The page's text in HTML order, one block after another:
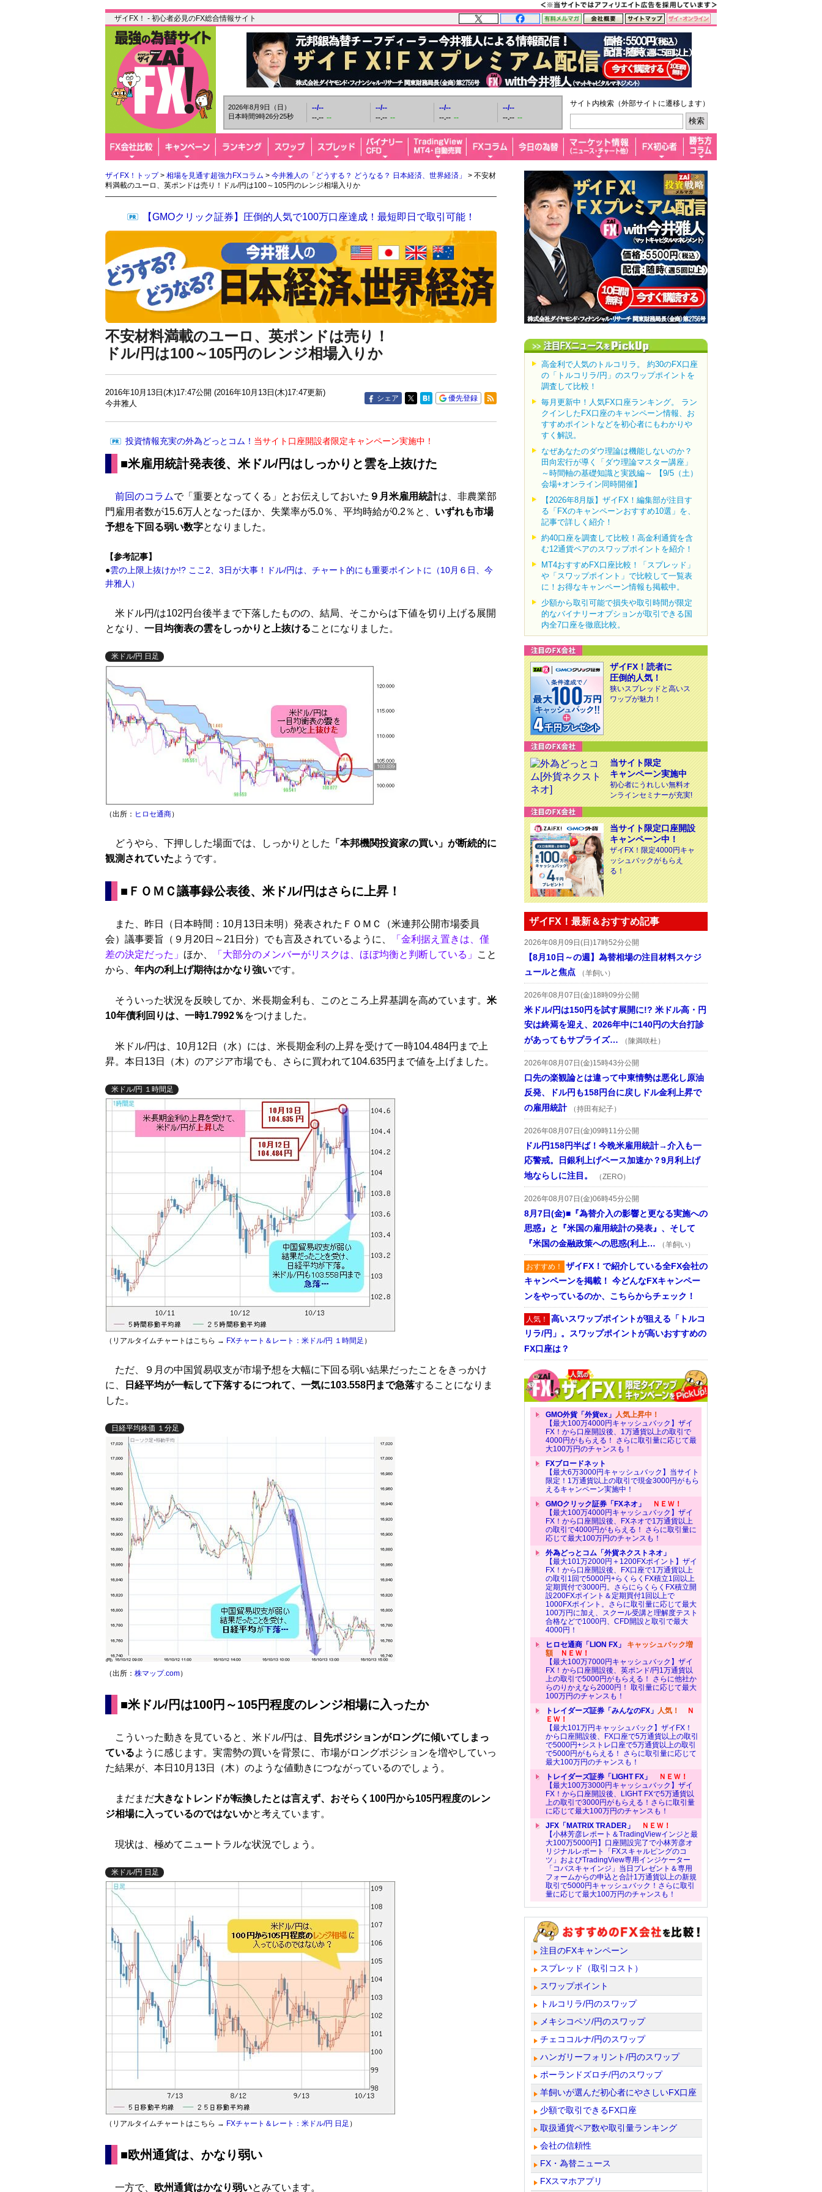
ザイFX！ - 初心者必見のFX総合情報サイト
2026年8月9日（日）
日本時間9時26分27秒
--/--
--.-- --
--/--
--.-- --
--/--
--.-- --
--/--
--.-- --
サイト内検索（外部サイトに遷移します）
ザイFX！トップ> 相場を見通す超強力FXコラム > 今井雅人の「どうする？ どうなる？ 日本経済、世界経済」
> 不安材
料満載のユーロ、英ポンドは売り！ドル/円は100～105円のレンジ相場入りか
【GMOクリック証券】圧倒的人気で100万口座達成！最短即日で取引可能！
不安材料満載のユーロ、英ポンドは売り！
ドル/円は100～105円のレンジ相場入りか
2016年10月13日(木)17:47公開 (2016年10月13日(木)17:47更新)
今井雅人
シェア 優先登録
投資情報充実の外為どっとコム！ 当サイト口座開設者限定キャンペーン実施中！
■米雇用統計発表後、米ドル/円はしっかりと雲を上抜けた
前回のコラムで「重要となってくる」とお伝えしておいた ９月米雇用統計は、非農業部
門雇用者数が15.6万人となったほか、失業率が5.0％、平均時給が0.2％と、 いずれも市場
予想を下回る弱い数字となりました。
【参考記事】
●雲の上限上抜けか!? ここ2、3日が大事！ドル/円は、チャート的にも重要ポイントに（10月６日、今
井雅人）
米ドル円/は102円台後半まで下落したものの、結局、そこからは下値を切り上げる展開
となり、 一目均衡表の雲をしっかりと上抜けることになりました。
米ドル/円 日足
（出所： ヒロセ通商）
どうやら、下押しした場面では、しっかりとした
「本邦機関投資家の買い」が断続的に
観測されていたようです。
■ＦＯＭＣ議事録公表後、米ドル/円はさらに上昇！
また、昨日（日本時間：10月13日未明）発表されたＦＯＭＣ（米連邦公開市場委員
会）議事要旨（９月20日～21日分）でも言及されているように、
「金利据え置きは、僅
差の決定だった」 ほか、 「大部分のメンバーがリスクは、ほぼ均衡と判断している」
こと
から、 年内の利上げ期待はかなり強いです。
そういった状況を反映してか、米長期金利も、このところ上昇基調を高めています。 米
10年債利回りは、一時1.7992％ をつけました。
米ドル/円は、10月12日（水）には、米長期金利の上昇を受けて一時104.484円まで上
昇。本日13日（木）のアジア市場でも、さらに買われて104.635円まで値を上げました。
米ドル/円 １時間足
（リアルタイムチャートはこちら → FXチャート＆レート：米ドル/円 １時間足 ）
ただ、９月の中国貿易収支が市場予想を大幅に下回る弱い結果だったことをきっかけ
に、
日経平均が一転して下落するにつれて、一気に103.558円まで急落することになりま
した。
日経平均株価 １分足
（出所： 株マップ.com）
■米ドル/円は100円～105円程度のレンジ相場に入ったか
こういった動きを見ていると、米ドル/円は、
目先ポジションがロングに傾いてしまっ
ているように感じます。実需勢の買いを背景に、市場がロングポジションを増やしていっ
た結果が、本日10月13日（木）のような値動きにつながっているのでしょう。
まだまだ大きなトレンドが転換したとは言えず、おそらく100円から105円程度のレン
ジ相場に入っているのではないかと考えています。
現状は、極めてニュートラルな状況でしょう。
米ドル/円 日足
（リアルタイムチャートはこちら → FXチャート＆レート：米ドル/円 日足 ）
■欧州通貨は、かなり弱い
一方で、 欧州通貨はかなり弱いとみています。
高金利で人気のトルコリラ。 約30のFX口座
の「トルコリラ/円」のスワップポイントを
調査して比較！
毎月更新中！人気FX口座ランキング。 ラン
クインしたFX口座のキャンペーン情報、お
すすめポイントなどを初心者にもわかりや
すく解説。
なぜあなたのダウ理論は機能しないのか？
田向宏行が導く「ダウ理論マスター講座」
～時間軸の基礎知識と実践編～ 【9/5（土）
会場+オンライン同時開催】
【2026年8月版】ザイFX！編集部が注目す
る「FXのキャンペーンおすすめ10選」を、
記事で詳しく紹介！
約40口座を調査して比較！高金利通貨を含
む12通貨ペアのスワップポイントを紹介！
MT4おすすめFX口座比較！「スプレッド」
や「スワップポイント」で比較して一覧表
に！お得なキャンペーン情報も掲載中。
少額から取引可能で損失や取引時間が限定
的なバイナリーオプションが取引できる国
内全7口座を徹底比較。
ザイFX！読者に
圧倒的人気！
狭いスプレッドと高いス
ワップが魅力！
当サイト限定
キャンペーン実施中
初心者にうれしい無料オ
ンラインセミナーが充実!
当サイト限定口座開設
キャンペーン中！
ザイFX！限定4000円キャ
ッシュバックがもらえ
る！
ザイFX！最新＆おすすめ記事
2026年08月09日(日)17時52分公開
【8月10日～の週】為替相場の注目材料スケジ
ュールと焦点 （羊飼い）
2026年08月07日(金)18時09分公開
米ドル/円は150円を試す展開に!? 米ドル高・円
安は終焉を迎え、2026年中に140円の大台打診
があってもサプライズ…
（陳満咲杜）
2026年08月07日(金)15時43分公開
口先の楽観論とは違って中東情勢は悪化し原油
反発、ドル円も158円台に戻しドル金利上昇で
の雇用統計
（持田有紀子）
2026年08月07日(金)09時11分公開
ドル円158円半ば！今晩米雇用統計→介入も一
応警戒。日銀利上げペース加速か？9月利上げ
地ならしに注目。
（ZERO）
2026年08月07日(金)06時45分公開
8月7日(金)■『為替介入の影響と更なる実施への
思惑』と『米国の雇用統計の発表』、そして
『米国の金融政策への思惑(利上…
（羊飼い）
おすすめ！ ザイFX！で紹介している全FX会社の
キャンペーンを掲載！ 今どんなFXキャンペー
ンをやっているのか、こちらからチェック！
人気！ 高いスワップポイントが狙える「トルコ
リラ/円」。スワップポイントが高いおすすめの
FX口座は？
GMO外貨「外貨ex」 人気上昇中！
【最大100万4000円キャッシュバック】ザイ
FX！から口座開設後、1万通貨以上の取引で
4000円がもらえる！ さらに取引量に応じて最
大100万円のチャンスも！
FXブロードネット
【最大6万3000円キャッシュバック】当サイト
限定！1万通貨以上の取引で現金3000円がもら
えるキャンペーン実施中！
GMOクリック証券「FXネオ」
ＮＥＷ！
【最大100万4000円キャッシュバック】ザイ
FX！から口座開設後、FXネオで1万通貨以上
の取引で4000円がもらえる！ さらに取引量に
応じて最大100万円のチャンスも！
外為どっとコム「外貨ネクストネオ」
【最大101万2000円＋1200FXポイント】ザイ
FX！から口座開設後、FX口座で1万通貨以上
の取引1回で5000円+らくらくFX積立1回以上
定期買付で3000円。さらにらくらくFX積立開
設200FXポイント＆定期買付1回以上で
1000FXポイント。さらに取引量に応じて最大
100万円に加え、スクール受講と理解度テスト
合格などで1000円、CFD開設と取引で最大
4000円！
ヒロセ通商「LION FX」 キャッシュバック増
額ＮＥＷ！
【最大100万7000円キャッシュバック】ザイ
FX！から口座開設後、英ポンド/円1万通貨以
上の取引で5000円がもらえる！ さらに他社か
らのりかえなら2000円！ 取引量に応じて最大
100万円のチャンスも！
トレイダーズ証券「みんなのFX」 人気！
Ｎ
ＥＷ！
【最大101万円キャッシュバック】ザイFX！
から口座開設後、FX口座で5万通貨以上の取引
で5000円+シストレ口座で5万通貨以上の取引
で5000円がもらえる！ さらに取引量に応じて
最大100万円のチャンスも！
トレイダーズ証券「LIGHT FX」
ＮＥＷ！
【最大100万3000円キャッシュバック】ザイ
FX！から口座開設後、LIGHT FXで5万通貨以
上の取引で3000円がもらえる！さらに取引量
に応じて最大100万円のチャンスも！
JFX「MATRIX TRADER」
ＮＥＷ！
【小林芳彦レポート＆TradingViewインジと最
大100万5000円】口座開設完了で小林芳彦オ
リジナルレポート「FXスキャルピングのコ
ツ」およびTradingView専用インジケーター
「コバスキャインジ」当日プレゼント＆専用
フォームからの申込と合計1万通貨以上の新規
取引で5000円キャッシュバック！さらに取引
量に応じて最大100万円のチャンスも！
注目のFXキャンペーン
スプレッド（取引コスト）
スワップポイント
トルコリラ/円のスワップ
メキシコペソ/円のスワップ
チェココルナ/円のスワップ
ハンガリーフォリント/円のスワップ
ポーランドズロチ/円のスワップ
羊飼いが選んだ初心者にやさしいFX口座
少額で取引できるFX口座
取扱通貨ペア数や取引量ランキング
会社の信頼性
FX・為替ニュース
FXスマホアプリ